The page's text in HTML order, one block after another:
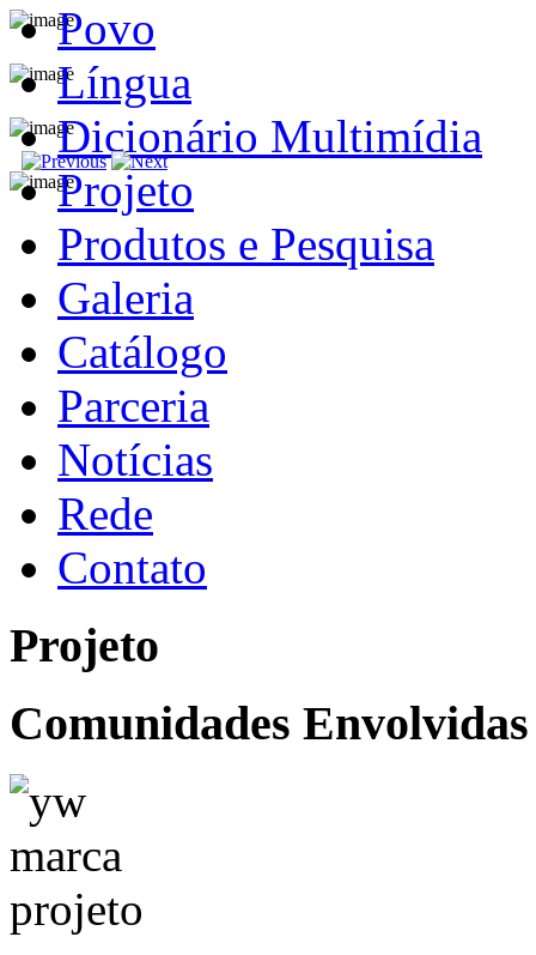
Povo
Língua
Dicionário Multimídia
Projeto
Produtos e Pesquisa
Galeria
Catálogo
Parceria
Notícias
Rede
Contato
Projeto
Comunidades